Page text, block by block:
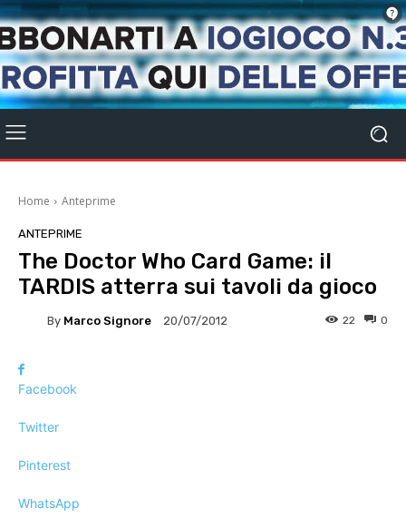
Home Anteprime
ANTEPRIME
The Doctor Who Card Game: il
TARDIS atterra sui tavoli da gioco
By Marco Signore 20/07/2012 0
22
Facebook
Twitter
Pinterest
WhatsApp